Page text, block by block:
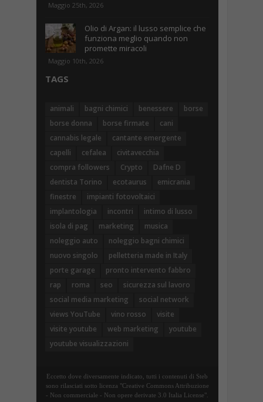
Maggio 25th, 2026
Olio di Argan: il lusso semplice che
funziona meglio quando non
promette miracoli
Maggio 10th, 2026
TAGS
animali bagni chimici benessere
borse
borse donna
borse firmate
cani
cannabis legale
cantante emergente
capelli
cefalea
civitavecchia
compra followers
Crypto
Dafne D
dentista Torino
ecotaurus
emicrania
finestre
impianti fotovoltaici
implantologia
incontri
intimo di lusso
isola di pag
marketing
musica
noleggio auto
noleggio bagni chimici
nuovo singolo
pelletteria made in Italy
porte garage
pronto intervento fabbro
rap
roma seo
sicurezza sul lavoro
social media marketing
social network
views YouTube
vino rosso
visite
visite youtube
web marketing
youtube
youtube visualizzazioni
Eccetto dove diversamente indicato, tutti i contenuti di Steb
sono rilasciati sotto licenza "Creative Commons Attribuzione
- Non commerciale - Non opere derivate 3.0 Italia License".